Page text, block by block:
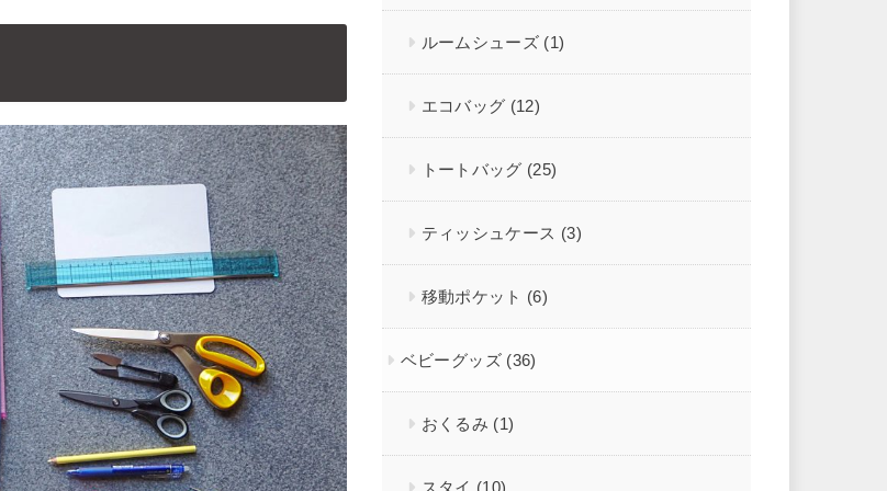
ルームシューズ (1)
エコバッグ (12)
トートバッグ (25)
ティッシュケース (3)
移動ポケット (6)
ベビーグッズ (36)
おくるみ (1)
スタイ (10)